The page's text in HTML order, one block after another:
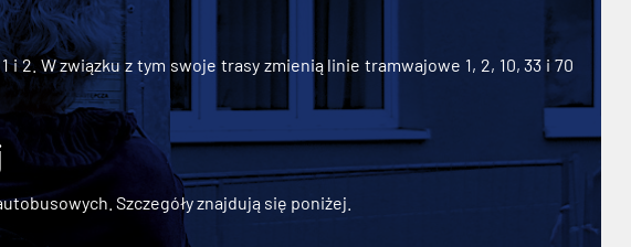
W związku z tym swoje trasy zmienią linie tramwajowe 1, 2, 10, 33 i 70
Szczegóły znajdują się poniżej.